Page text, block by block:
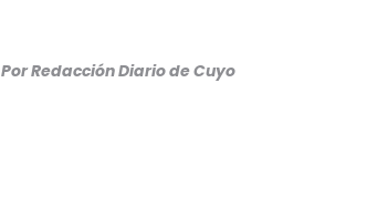
PorRedacción Diario de Cuyo